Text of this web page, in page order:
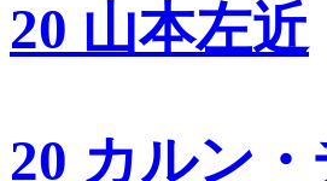
20 山本左近
20 カルン